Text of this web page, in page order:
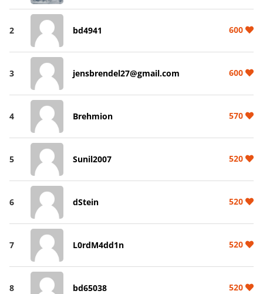
2 bd4941 600
3 jensbrendel27@gmail.com 600
4 Brehmion 570
5 Sunil2007 520
6 dStein 520
7 L0rdM4dd1n 520
8 bd65038 520